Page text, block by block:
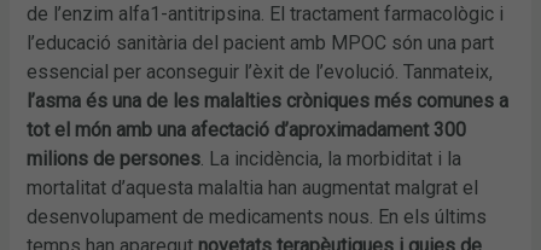
de l’enzim alfa1-antitripsina. El tractament farmacològic i
l’educació sanitària del pacient amb MPOC són una part
essencial per aconseguir l’èxit de l’evolució. Tanmateix,
l’asma és una de les malalties cròniques més comunes a
tot el món amb una afectació d’aproximadament 300
milions de persones. La incidència, la morbiditat i la
mortalitat d’aquesta malaltia han augmentat malgrat el
desenvolupament de medicaments nous. En els últims